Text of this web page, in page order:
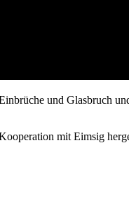
und Glasbruch
mit Eimsig